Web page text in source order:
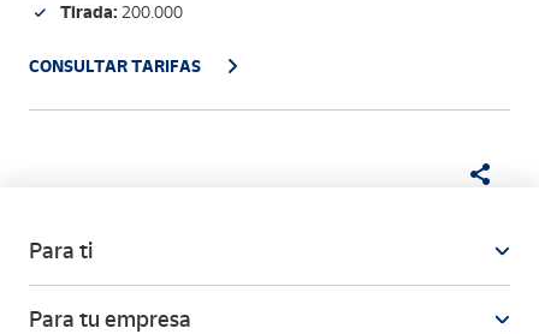
Tirada: 200.000
CONSULTAR TARIFAS
Para ti
Para tu empresa